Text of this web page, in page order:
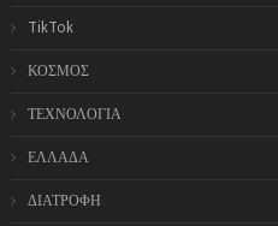
TikTok
ΚΟΣΜΟΣ
ΤΕΧΝΟΛΟΓΙΑ
ΕΛΛΑΔΑ
ΔΙΑΤΡΟΦΗ